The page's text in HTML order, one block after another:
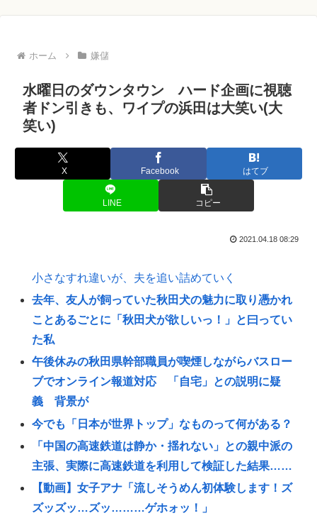
ホーム 嫌儲
水曜日のダウンタウン ハード企画に視聴
者ドン引きも、ワイプの浜田は大笑い(大
笑い)
X Facebook はてブ
LINE コピー
2021.04.18 08:29
小さなすれ違いが、夫を追い詰めていく
去年、友人が飼っていた秋田犬の魅力に取り憑かれ
ことあるごとに「秋田犬が欲しいっ！」と曰ってい
た私
午後休みの秋田県幹部職員が喫煙しながらバスロー
ブでオンライン報道対応 「自宅」との説明に疑
義 背景が
今でも「日本が世界トップ」なものって何がある？
「中国の高速鉄道は静か・揺れない」との親中派の
主張、実際に高速鉄道を利用して検証した結果……
【動画】女子アナ「流しそうめん初体験します！ズ
ズッズッ…ズッ………ゲホォッ！」